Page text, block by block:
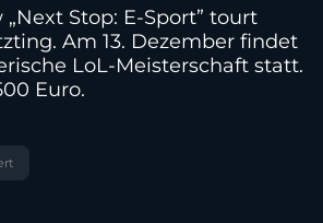
Stop: E-Sport” tourt
Am 13. Dezember findet
LoL-Meisterschaft statt.
Euro.